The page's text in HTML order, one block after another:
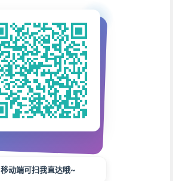
移动端可扫我直达哦~